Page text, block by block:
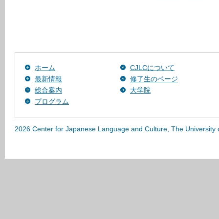
ホーム
CJLCについて
最新情報
修了生のページ
総合案内
大学院
プログラム
2026 Center for Japanese Language and Culture, The University